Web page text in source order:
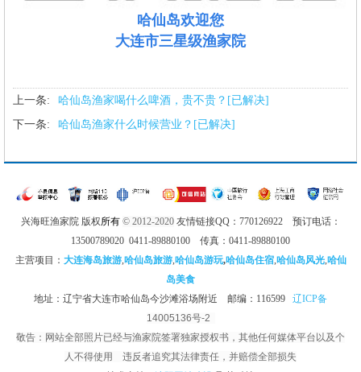
哈仙岛欢迎您
大连市三星级渔家院
上一条:
哈仙岛渔家喝什么啤酒，贵不贵？[已解决]
下一条:
哈仙岛渔家什么时候营业？[已解决]
兴海旺渔家院 版权所有 © 2012-2020友情链接QQ：770126922 预订电话：
13500789020 0411-89880100 传真：0411-89880100
主营项目： 大连海岛旅游,哈仙岛旅游,哈仙岛游玩,哈仙岛住宿,哈仙岛风光,哈仙
岛美食
地址：辽宁省大连市哈仙岛今沙滩浴场附近 邮编：116599 辽ICP备
14005136号-2
敬告：网站全部照片已经与渔家院签署独家授权书，其他任何媒体平台以及个
人不得使用 违反者追究其法律责任，并赔偿全部损失